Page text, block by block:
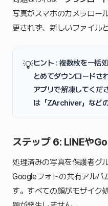
写真がスマホのカメラロー
更されず、新しいファイル
💡ヒント : 複数枚を一括
とめてダウンロードさ
アプリで解凍してく
は「ZArchiver」など
ステップ 6: LINEや
処理済みの写真を保護者グ
Googleフォトの共有アルバ
す。すべての顔がモザイク